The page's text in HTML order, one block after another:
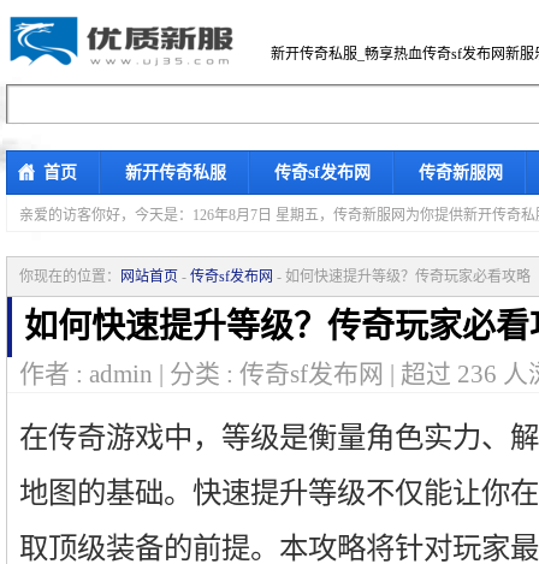
新开传奇私服_畅享热血传奇sf发布网新服
首页 新开传奇私服 传奇sf发布网 传奇新服网
亲爱的访客你好， 今天是：126年8月7日 星期五，传奇新服网为你提供新开传奇
你现在的位置： 网站首页 - 传奇sf发布网 - 如何快速提升等级？传奇玩家必看攻略
如何快速提升等级？传奇玩家必看
作者 : admin | 分类 : 传奇sf发布网 | 超过 236 人
在传奇游戏中，等级是衡量角色实力、
地图的基础。快速提升等级不仅能让你
取顶级装备的前提。本攻略将针对玩家